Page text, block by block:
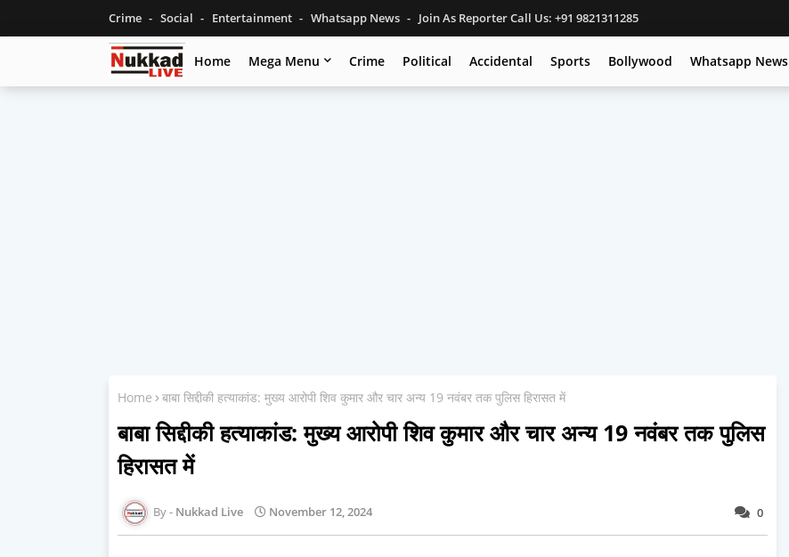
Crime Social Entertainment Whatsapp News Join As Reporter Call Us: +91 9821311285
Home Mega Menu Crime Political Accidental Sports Bollywood Whatsapp News
Home बाबा सिद्दीकी हत्याकांड: मुख्य आरोपी शिव कुमार और चार अन्य 19 नवंबर तक पुलिस हिरासत में
बाबा सिद्दीकी हत्याकांड: मुख्य आरोपी शिव कुमार और चार अन्य 19 नवंबर तक पुलिस
हिरासत में
0
Nukkad Live November 12, 2024